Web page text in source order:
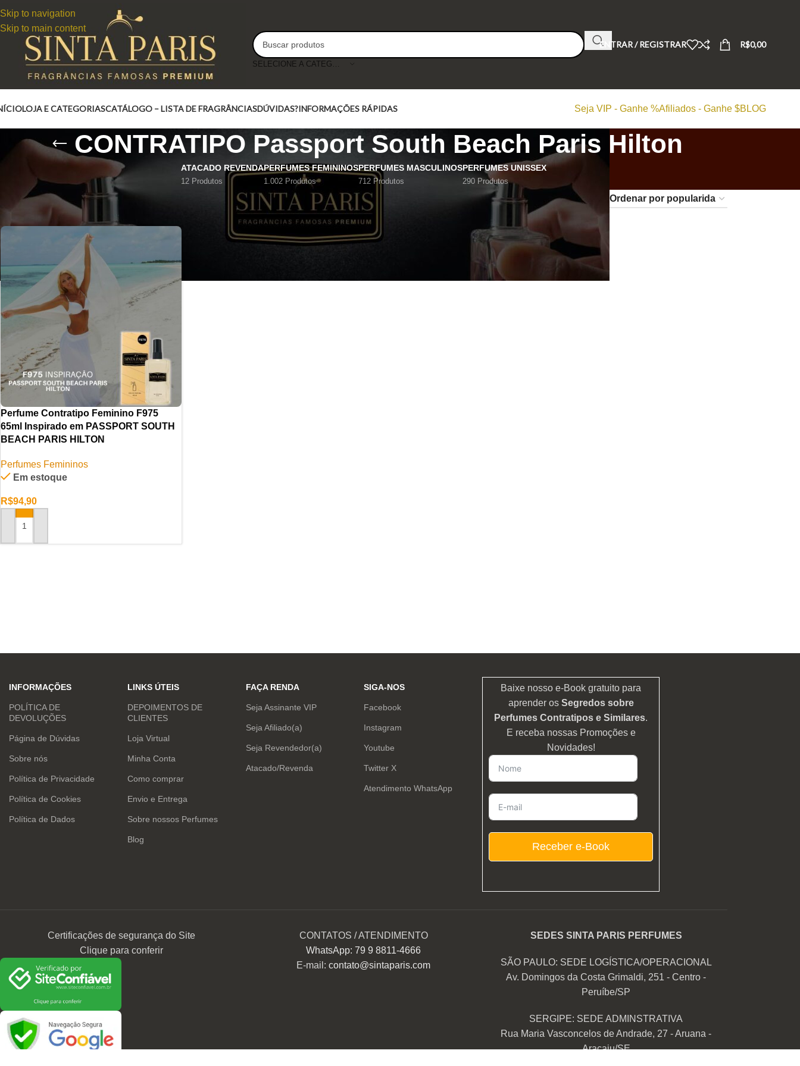
Skip to navigation
Skip to main content
SELECIONE A CATEGORIA
ENTRAR / REGISTRAR R$0,00
LOJA E CATEGORIASCATÁLOGO – LISTA DE FRAGRÂNCIASDÚVIDAS?INFORMAÇÕES RÁPIDAS Seja VIP - Ganhe %Afiliados - Ganhe $BLOG
CONTRATIPO Passport South Beach Paris Hilton
ATACADO REVENDA
12 Produtos
PERFUMES FEMININOS
1.002 Produtos
PERFUMES MASCULINOS
712 Produtos
PERFUMES UNISSEX
290 Produtos
CONTRATIPO Passport South Beach Paris Hilton Mostrar 9 12 18 24
Perfume Contratipo Feminino F975
65ml Inspirado em PASSPORT SOUTH
BEACH PARIS HILTON
Perfumes Femininos
Em estoque
R$94,90
ADICIONAR AO CARRINHO
INFORMAÇÕES
POLÍTICA DE
DEVOLUÇÕES
Página de Dúvidas
Sobre nós
Política de Privacidade
Política de Cookies
Política de Dados
LINKS ÚTEIS
DEPOIMENTOS DE
CLIENTES
Loja Virtual
Minha Conta
Como comprar
Envio e Entrega
Sobre nossos Perfumes
Blog
FAÇA RENDA
Seja Assinante VIP
Seja Afiliado(a)
Seja Revendedor(a)
Atacado/Revenda
SIGA-NOS
Facebook
Instagram
Youtube
Twitter X
Atendimento WhatsApp
Baixe nosso e-Book gratuito para
aprender os Segredos sobre
Perfumes Contratipos e Similares.
E receba nossas Promoções e
Novidades!
Receber e-Book
Certificações de segurança do Site
Clique para conferir
CONTATOS / ATENDIMENTO
WhatsApp: 79 9 8811-4666
E-mail:contato@sintaparis.com
SEDES SINTA PARIS PERFUMES
SÃO PAULO: SEDE LOGÍSTICA/OPERACIONAL
Av. Domingos da Costa Grimaldi, 251 - Centro -
Peruíbe/SP
SERGIPE: SEDE ADMINSTRATIVA
Rua Maria Vasconcelos de Andrade, 27 - Aruana -
Aracaju/SE